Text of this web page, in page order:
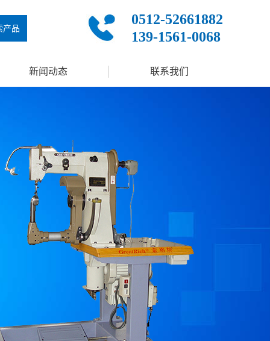
产品
0512-52661882
139-1561-0068
新闻动态 联系我们